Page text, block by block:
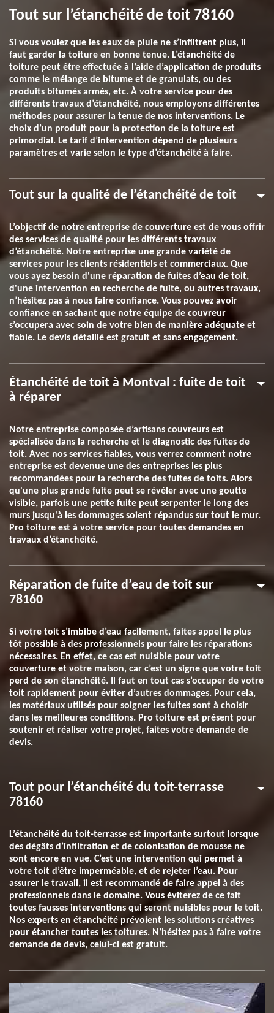
Tout sur l’étanchéité de toit 78160
Si vous voulez que les eaux de pluie ne s’infiltrent plus, il
faut garder la toiture en bonne tenue. L’étanchéité de
toiture peut être effectuée à l’aide d’application de produits
comme le mélange de bitume et de granulats, ou des
produits bitumés armés, etc. À votre service pour des
différents travaux d’étanchéité, nous employons différentes
méthodes pour assurer la tenue de nos interventions. Le
choix d’un produit pour la protection de la toiture est
primordial. Le tarif d’intervention dépend de plusieurs
paramètres et varie selon le type d’étanchéité à faire.
Tout sur la qualité de l’étanchéité de toit
L’objectif de notre entreprise de couverture est de vous offrir
des services de qualité pour les différents travaux
d’étanchéité. Notre entreprise une grande variété de
services pour les clients résidentiels et commerciaux. Que
vous ayez besoin d'une réparation de fuites d’eau de toit,
d'une intervention en recherche de fuite, ou autres travaux,
n’hésitez pas à nous faire confiance. Vous pouvez avoir
confiance en sachant que notre équipe de couvreur
s’occupera avec soin de votre bien de manière adéquate et
fiable. Le devis détaillé est gratuit et sans engagement.
Étanchéité de toit à Montval : fuite de toit
à réparer
Notre entreprise composée d’artisans couvreurs est
spécialisée dans la recherche et le diagnostic des fuites de
toit. Avec nos services fiables, vous verrez comment notre
entreprise est devenue une des entreprises les plus
recommandées pour la recherche des fuites de toits. Alors
qu'une plus grande fuite peut se révéler avec une goutte
visible, parfois une petite fuite peut serpenter le long des
murs jusqu'à les dommages soient répandus sur tout le mur.
Pro toiture est à votre service pour toutes demandes en
travaux d’étanchéité.
Réparation de fuite d’eau de toit sur
78160
Si votre toit s’imbibe d’eau facilement, faites appel le plus
tôt possible à des professionnels pour faire les réparations
nécessaires. En effet, ce cas est nuisible pour votre
couverture et votre maison, car c’est un signe que votre toit
perd de son étanchéité. Il faut en tout cas s’occuper de votre
toit rapidement pour éviter d’autres dommages. Pour cela,
les matériaux utilisés pour soigner les fuites sont à choisir
dans les meilleures conditions. Pro toiture est présent pour
soutenir et réaliser votre projet, faites votre demande de
devis.
Tout pour l’étanchéité du toit-terrasse
78160
L’étanchéité du toit-terrasse est importante surtout lorsque
des dégâts d’infiltration et de colonisation de mousse ne
sont encore en vue. C’est une intervention qui permet à
votre toit d’être imperméable, et de rejeter l’eau. Pour
assurer le travail, il est recommandé de faire appel à des
professionnels dans le domaine. Vous éviterez de ce fait
toutes fausses interventions qui seront nuisibles pour le toit.
Nos experts en étanchéité prévoient les solutions créatives
pour étancher toutes les toitures. N’hésitez pas à faire votre
demande de devis, celui-ci est gratuit.